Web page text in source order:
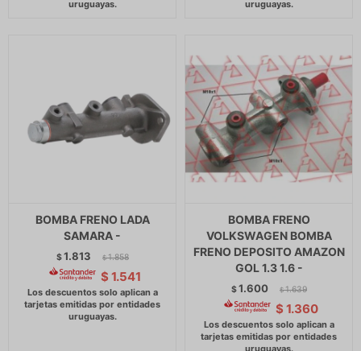
BOMBA FRENO LADA
SAMARA -
$1.813 $ 1.858
$ 1.541
BOMBA FRENO
VOLKSWAGEN BOMBA
FRENO DEPOSITO AMAZON
GOL 1.3 1.6 -
$1.600 $ 1.639
$ 1.360